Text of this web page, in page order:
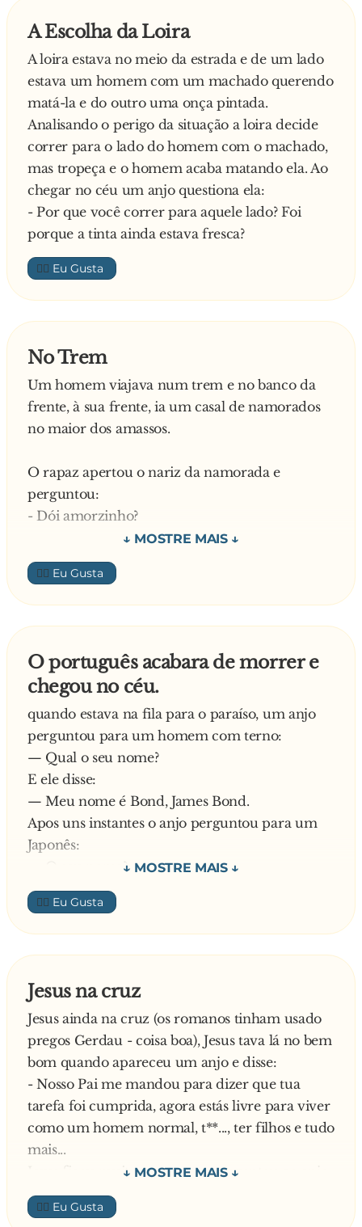
aqui?
O cara respondeu :
— Poxa, seu anjo, achei que estava sendo traído
e joguei um armário num sujeito.
Fiquei arrependido e me matei.
O anjo botou a mão no queixo, coçou a cabeça e
respondeu :
— Pode entrar meu filho!
Dali a pouco chega outro cara e o anjo
pergunta:
— E então meu filho, o que você fez que o
trouxe aqui?
O cara respondeu :
— Sei lá seu anjo, eu estava dentro de um
- O seu nome?
E ele disse:
- Lee, Bruce Lee.
Quando chegou a vez do português, ele ficou
impressionado com a resposta dos colegas e foi
logo dizendo:
- Meu nome é Well, Manuel.
A Escolha da Loira
A loira estava no meio da estrada e de um lado
estava um homem com um machado querendo
matá-la e do outro uma onça pintada.
Analisando o perigo da situação a loira decide
correr para o lado do homem com o machado,
mas tropeça e o homem acaba matando ela. Ao
chegar no céu um anjo questiona ela:
- Por que você correr para aquele lado? Foi
porque a tinta ainda estava fresca?
👍🏼
No Trem
Um homem viajava num trem e no banco da
frente, à sua frente, ia um casal de namorados
no maior dos amassos.
O rapaz apertou o nariz da namorada e
perguntou:
- Dói amorzinho?
- Dói sim.
Aí, ele deu um beijo no nariz dela e perguntou:
- E agora?
- Agora passou, meu bem.
Em seguida, ele apertou a bochecha da garota:
- Dói?
- Dói sim.
Ele não teve dúvidas. Deu-lhe um beijo na
bochecha e perguntou:
- Agora já passou, meu anjo.
Aí, o cara não agüentou e cutucou o ombro do
- Pois não. O que o senhor quer de mim?
- Me diga uma coisa, boca santa... Curas
hemorróidas?
👍🏼
O português acabara de morrer e
chegou no céu.
quando estava na fila para o paraíso, um anjo
perguntou para um homem com terno:
— Qual o seu nome?
E ele disse:
— Meu nome é Bond, James Bond.
Apos uns instantes o anjo perguntou para um
Japonês:
— O seu nome?
E ele disse:
— Lee, Bruce Lee.
Quando chegou a vez do português, ele ficou
impressionado com a resposta dos colegas e foi
— Meu nome é Well, Manuel.
👍🏼
Jesus na cruz
Jesus ainda na cruz (os romanos tinham usado
pregos Gerdau - coisa boa), Jesus tava lá no bem
bom quando apareceu um anjo e disse:
- Nosso Pai me mandou para dizer que tua
tarefa foi cumprida, agora estás livre para viver
como um homem normal, t**..., ter filhos e tudo
mais...
Jesus ficou muito contente e perguntou ao anjo
como ele sairia dali, foi aí que deu-se o milagre;
o prego da mão direita foi saindo sozinho,
👍🏼